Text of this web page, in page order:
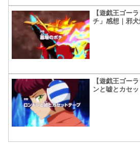
【遊戯王ゴー
チ」感想｜邪
【遊戯王ゴー
ンと嘘とカセ